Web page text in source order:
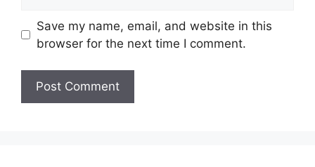
Save my name, email, and website in this
browser for the next time I comment.